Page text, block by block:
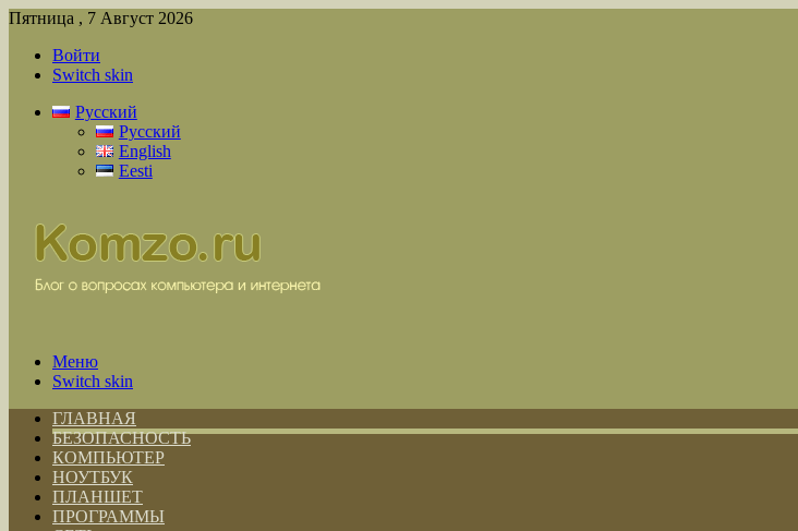
Пятница , 7 Август 2026
Войти
Switch skin
Русский
Русский
English
Eesti
Меню
Switch skin
ГЛАВНАЯ
БЕЗОПАСНОСТЬ
КОМПЬЮТЕР
НОУТБУК
ПЛАНШЕТ
ПРОГРАММЫ